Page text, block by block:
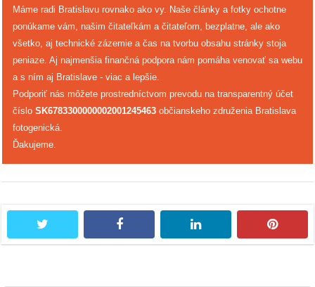
Máme radi Bratislavu rovnako ako vy. Naše články a fotky ochotne
ponúkame vám, našim čitateľkám a čitateľom, bezplatne, ale ako
všetko, aj technické zázemie a čas na tvorbu obsahu stránky stoja
peniaze. Aj najmenšia finančná podpora nám pomáha venovať sa webu
a s ním aj Bratislave - viac a lepšie.
Podporiť nás môžete prostredníctvom prevodu na transparentný účet
číslo SK6783300000002001245463 občianskeho združenia Bratislava
fotogenická.
Ďakujeme.
facebook linkedin